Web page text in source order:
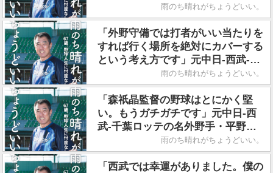
書『雨のち晴れがちょうどいい。』
雨のち晴れがちょうどいい。
「外野守備では打者がいい当たりを
すれば行く場所を絶対にカバーする
という考え方です」元中日-西武-千
葉ロッテの名外野手・平野謙さん／
著書『雨のち晴れがちょうどい
い。』
雨のち晴れがちょうどいい。
「森祇晶監督の野球はとにかく堅
い。もうガチガチです」元中日-西
武-千葉ロッテの名外野手・平野謙
さん／著書『雨のち晴れがちょうど
いい。』
雨のち晴れがちょうどいい。
「西武では幸運がありました。僕の